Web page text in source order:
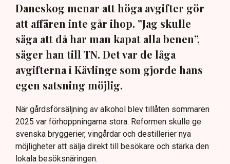
Daneskog menar att höga avgifter gör
att affären inte går ihop. ”Jag skulle
säga att då har man kapat alla benen”,
säger han till TN. Det var de låga
avgifterna i Kävlinge som gjorde hans
egen satsning möjlig.
När gårdsförsäljning av alkohol blev tillåten sommaren
2025 var förhoppningarna stora. Reformen skulle ge
svenska bryggerier, vingårdar och destillerier nya
möjligheter att sälja direkt till besökare och stärka den
lokala besöksnäringen.